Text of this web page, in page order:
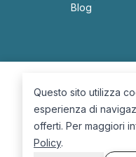
Blog
Questo sito utilizza
esperienza di
offerti. Per maggiori
Policy.